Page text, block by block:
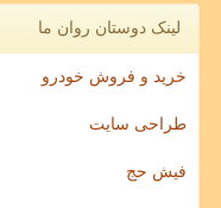
لینک دوستان روان ما
خرید و فروش خودرو
طراحی سایت
فیش حج